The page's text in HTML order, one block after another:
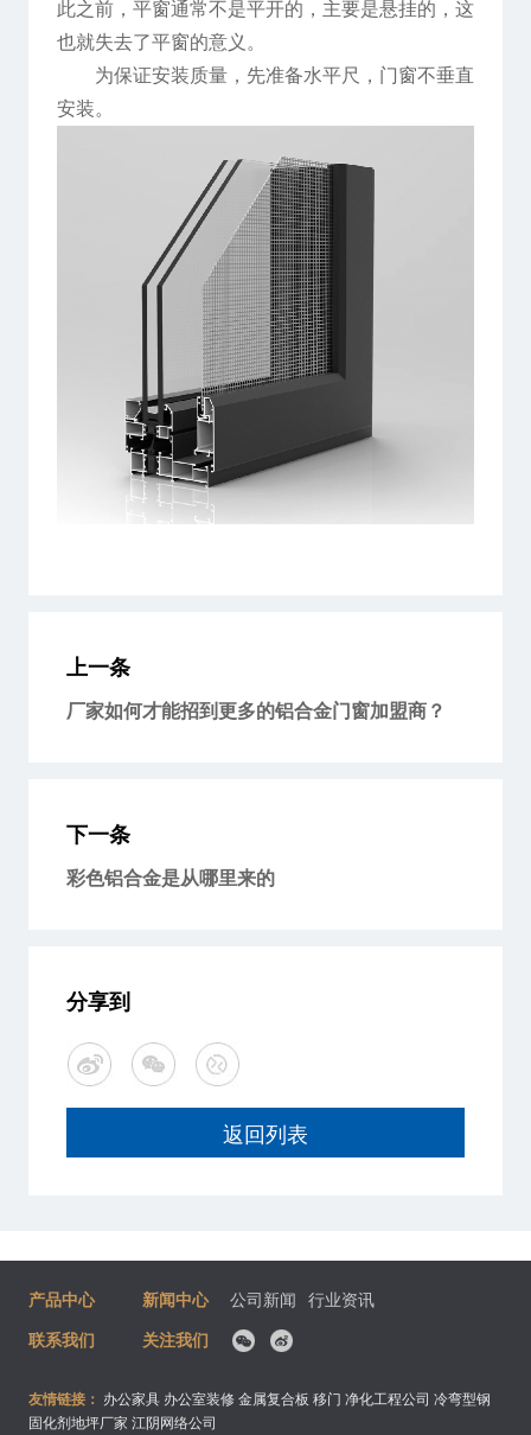
此之前，平窗通常不是平开的，主要是悬挂的，这
也就失去了平窗的意义。
为保证安装质量，先准备水平尺，门窗不垂直
安装。
上一条
厂家如何才能招到更多的铝合金门窗加盟商？
下一条
彩色铝合金是从哪里来的
分享到
返回列表
产品中心 新闻中心 公司新闻 行业资讯
联系我们
关注我们
友情链接： 办公家具 办公室装修 金属复合板 移门 净化工程公司 冷弯型钢
固化剂地坪厂家 江阴网络公司